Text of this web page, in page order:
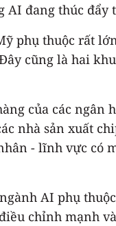
đang thúc
phụ thuộc rất
cũng là hai
của các
nhà sản xuất
- lĩnh vực có
AI phụ
chỉnh mạnh